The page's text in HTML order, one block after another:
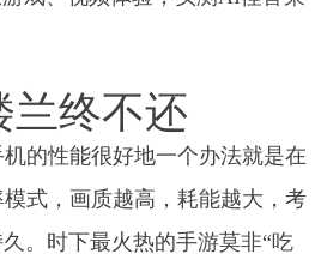
兰终不还
的性能很好地一个办法就是在
式，画质越高，耗能越大，考
。时下最火热的手游莫非“吃